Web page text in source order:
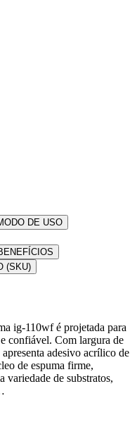
DE USO
(SKU)
ig-110wf é projetada para
confiável. Com largura de
adesivo acrílico de
de espuma firme,
variedade de substratos,